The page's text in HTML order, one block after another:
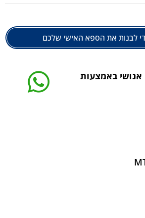
לבנות את הספא האישי שלכם
אנושי באמצעות